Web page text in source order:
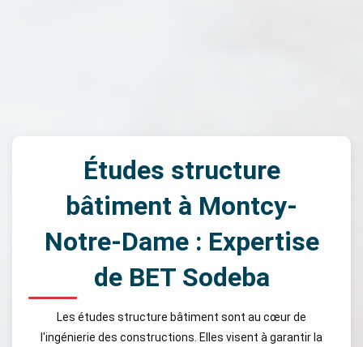
Études structure
bâtiment à Montcy-
Notre-Dame : Expertise
de BET Sodeba
Les études structure bâtiment sont au cœur de
l'ingénierie des constructions. Elles visent à garantir la